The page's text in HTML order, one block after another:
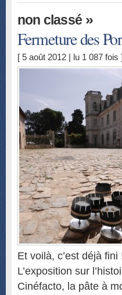
non classé »
Fermeture des
[ 5 août 2012 | lu 1 087 fois ]
Et voilà, c’est déjà fini
L’exposition sur
Cinéfacto, la pâte à